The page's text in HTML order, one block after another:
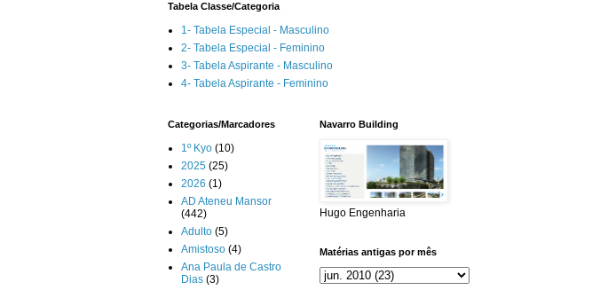
Tabela Classe/Categoria
1- Tabela Especial - Masculino
2- Tabela Especial - Feminino
3- Tabela Aspirante - Masculino
4- Tabela Aspirante - Feminino
Categorias/Marcadores
1º Kyo (10)
2025 (25)
2026 (1)
AD Ateneu Mansor
(442)
Adulto (5)
Amistoso (4)
Ana Paula de Castro
Dias (3)
Navarro Building
Hugo Engenharia
Matérias antigas por mês